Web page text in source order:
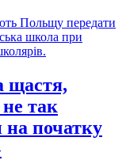
Польщу передати
школа при
щастя,
так
на початку